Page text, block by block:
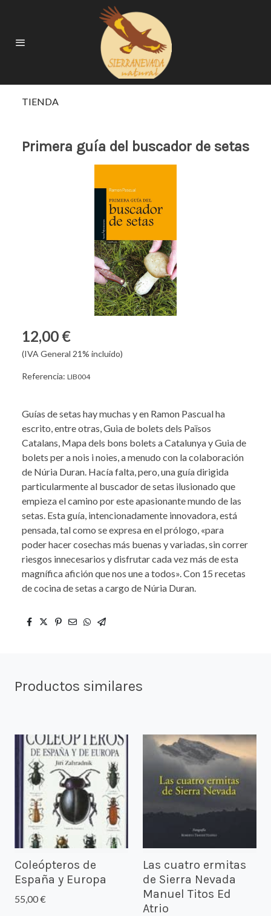
TIENDA
Primera guía del buscador de setas
12,00 €
(IVA General 21% incluido)
Referencia: LIB004
Guías de setas hay muchas y en Ramon Pascual ha
escrito, entre otras, Guia de bolets dels Països
Catalans, Mapa dels bons bolets a Catalunya y Guia de
bolets per a nois i noies, a menudo con la colaboración
de Núria Duran. Hacía falta, pero, una guía dirigida
particularmente al buscador de setas ilusionado que
empieza el camino por este apasionante mundo de las
setas. Esta guía, intencionadamente innovadora, está
pensada, tal como se expresa en el prólogo, «para
poder hacer cosechas más buenas y variadas, sin correr
riesgos innecesarios y disfrutar cada vez más de esta
magnífica afición que nos une a todos». Con 15 recetas
de cocina de setas a cargo de Núria Duran.
Productos similares
Coleópteros de
España y Europa
55,00 €
Las cuatro ermitas
de Sierra Nevada
Manuel Titos Ed
Atrio